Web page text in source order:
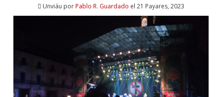
Unviáu porPablo R. Guardado el 21 Payares, 2023